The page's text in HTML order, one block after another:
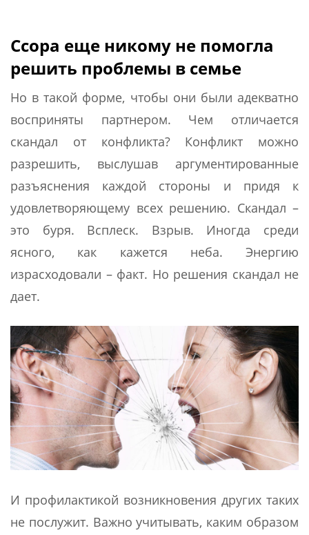
Ссора еще никому не помогла
решить проблемы в семье
Но в такой форме, чтобы они были адекватно
восприняты партнером. Чем отличается
скандал от конфликта? Конфликт можно
разрешить, выслушав аргументированные
разъяснения каждой стороны и придя к
удовлетворяющему всех решению. Скандал –
это буря. Всплеск. Взрыв. Иногда среди
ясного, как кажется неба. Энергию
израсходовали – факт. Но решения скандал не
дает.
И профилактикой возникновения других таких
не послужит. Важно учитывать, каким образом